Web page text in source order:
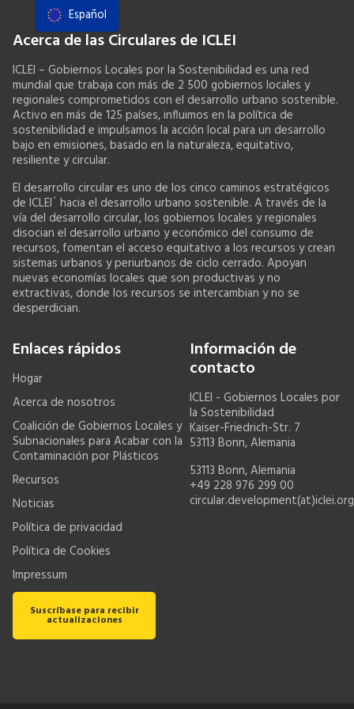
Recursos
Manual de Sistemas Alimentarios
Acerca de las Circulares de ICLEI
ICLEI – Gobiernos Locales por la Sostenibilidad es una red
mundial que trabaja con más de 2 500 gobiernos locales y
regionales comprometidos con el desarrollo urbano sostenible.
Activo en más de 125 países, influimos en la política de
sostenibilidad e impulsamos la acción local para un desarrollo
bajo en emisiones, basado en la naturaleza, equitativo,
resiliente y circular.
El desarrollo circular es uno de los cinco caminos estratégicos
de ICLEI´ hacia el desarrollo urbano sostenible. A través de la
vía del desarrollo circular, los gobiernos locales y regionales
disocian el desarrollo urbano y económico del consumo de
recursos, fomentan el acceso equitativo a los recursos y crean
sistemas urbanos y periurbanos de ciclo cerrado. Apoyan
nuevas economías locales que son productivas y no
extractivas, donde los recursos se intercambian y no se
desperdician.
Enlaces rápidos
Hogar
Acerca de nosotros
Coalición de Gobiernos Locales y
Subnacionales para Acabar con la
Contaminación por Plásticos
Recursos
Noticias
Política de privacidad
Política de Cookies
Impressum
Suscríbase para recibir
actualizaciones
Información de
contacto
ICLEI - Gobiernos Locales por
la Sostenibilidad
Kaiser-Friedrich-Str. 7
53113 Bonn, Alemania
53113 Bonn, Alemania
+49 228 976 299 00
circular.development(at)iclei.org
Español